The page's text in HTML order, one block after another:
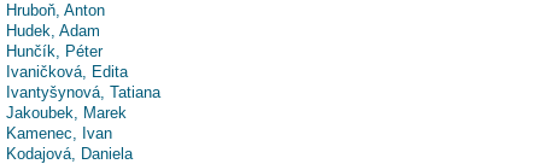
Hruboň, Anton
Hudek, Adam
Hunčík, Péter
Ivaničková, Edita
Ivantyšynová, Tatiana
Jakoubek, Marek
Kamenec, Ivan
Kodajová, Daniela